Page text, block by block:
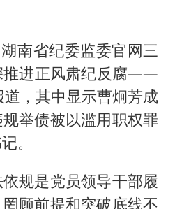
南省纪委监委官网三
推进正风肃纪反腐——
，其中显示曹炯芳成
举债被以滥用职权罪
。
规是党员领导干部履
顾前提和突破底线不